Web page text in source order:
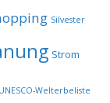
Silvester
Strom
UNESCO-Welterbeliste